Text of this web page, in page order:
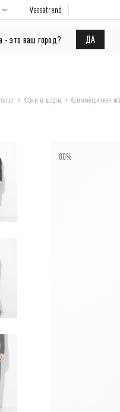
- это ваш город? ДА
Vassatrend
Покупателям
Юбки и шорты Асимметричная
80%